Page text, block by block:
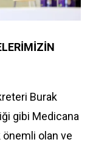
Burak
gibi Medicana
olan ve